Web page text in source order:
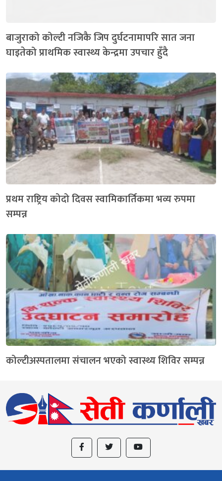
बाजुराको कोल्टी नजिकै जिप दुर्घटनामापरि सात जना
घाइतेको प्राथमिक स्वास्थ्य केन्द्रमा उपचार हुँदै
प्रथम राष्ट्रिय कोदो दिवस स्वामिकार्तिकमा भव्य रुपमा
सम्पन्न
कोल्टीअस्पतालमा संचालन भएको स्वास्थ्य शिविर सम्पन्न